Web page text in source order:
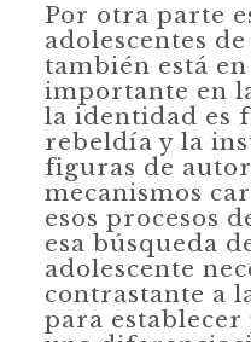
Por otra parte
adolescentes
también está
importante en
la identidad es
rebeldía y la
figuras de
mecanismos
esos procesos
esa búsqueda
adolescente
contrastante a
para esta­blecer